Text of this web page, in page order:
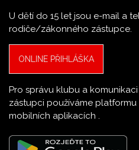
U dětí do 15 let jsou e-mail a
rodiče/zákonného zástupce.
ONLINE PŘIHLÁŠKA
Pro správu klubu a
zástupci používáme platformu
mobilních aplikacích .